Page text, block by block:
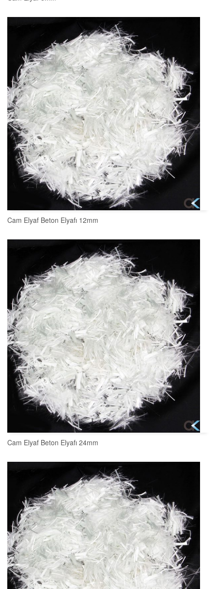
SEPETE EKLE
SEPETE EKLE
Cam Elyaf Beton Elyafı 12mm
SEPETE EKLE
Cam Elyaf Beton Elyafı 24mm